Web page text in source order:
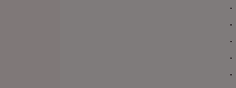
·
·
·
·
·